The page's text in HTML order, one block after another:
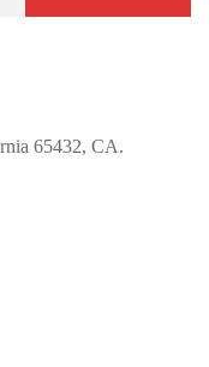
65432, CA.